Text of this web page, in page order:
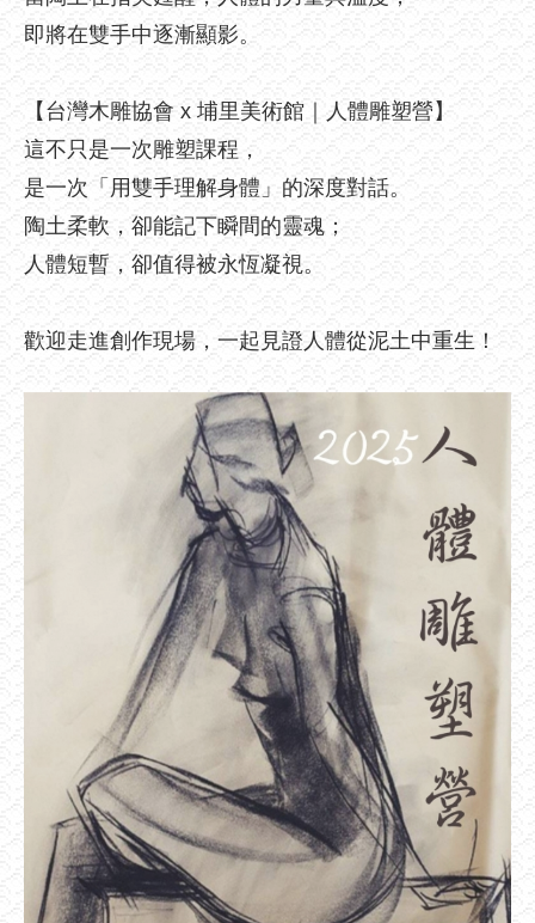
即將在雙手中逐漸顯影。
【台灣木雕協會 x 埔里美術館｜人體雕塑營】
這不只是一次雕塑課程，
是一次「用雙手理解身體」的深度對話。
陶土柔軟，卻能記下瞬間的靈魂；
人體短暫，卻值得被永恆凝視。
歡迎走進創作現場，一起見證人體從泥土中重生！